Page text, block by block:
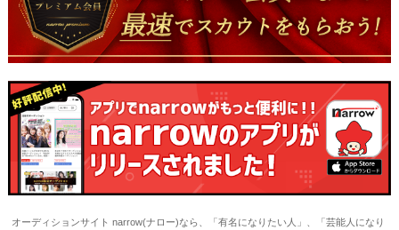
オーディションサイト narrow(ナロー)なら、「有名になりたい人」、「芸能人になり